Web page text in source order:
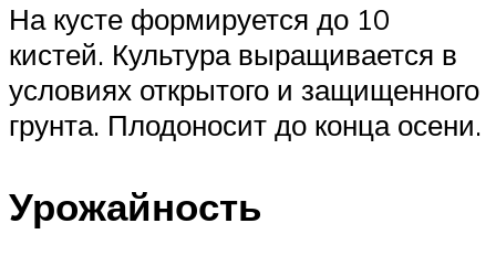
На кусте формируется до 10
кистей. Культура выращивается в
условиях открытого и защищенного
грунта. Плодоносит до конца осени.
Урожайность